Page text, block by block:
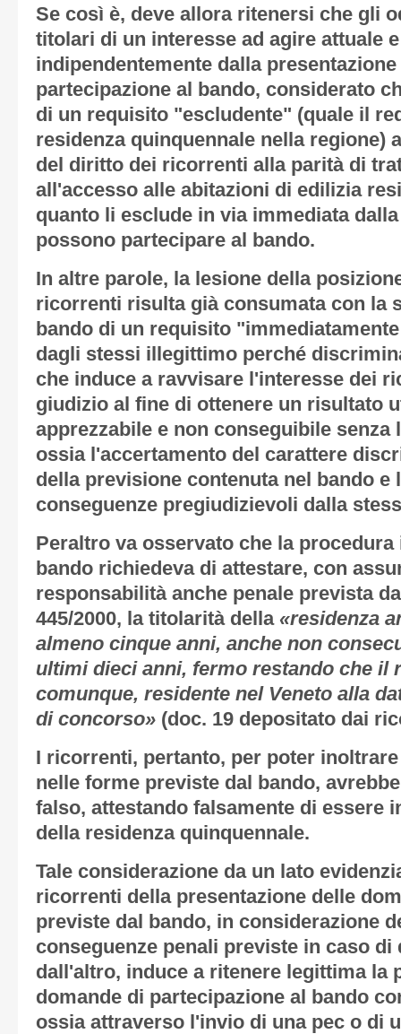
Se così è, deve allora ritenersi che gli
titolari di un interesse ad agire attuale
indipendentemente dalla
partecipazione al bando, considerato
di un requisito "escludente" (quale il
residenza quinquennale nella regione)
del diritto dei ricorrenti alla parità di
all'accesso alle abitazioni di edilizia
quanto li esclude in via immediata
possono partecipare al bando.
In altre parole, la lesione della
ricorrenti risulta già consumata con la
bando di un requisito
dagli stessi illegittimo perché
che induce a ravvisare l'interesse dei
giudizio al fine di ottenere un risultato
apprezzabile e non conseguibile
ossia l'accertamento del carattere
della previsione contenuta nel bando e
conseguenze pregiudizievoli dalla
Peraltro va osservato che la
bando richiedeva di attestare, con
responsabilità anche penale prevista
445/2000, la titolarità della «residenza
almeno cinque anni, anche non
ultimi dieci anni, fermo restando che il
comunque, residente nel Veneto alla
di concorso» (doc. 19 depositato dai
I ricorrenti, pertanto, per poter
nelle forme previste dal bando,
falso, attestando falsamente di essere
della residenza quinquennale.
Tale considerazione da un lato
ricorrenti della presentazione delle
previste dal bando, in considerazione
conseguenze penali previste in caso
dall'altro, induce a ritenere legittima la
domande di partecipazione al bando
ossia attraverso l'invio di una pec o di